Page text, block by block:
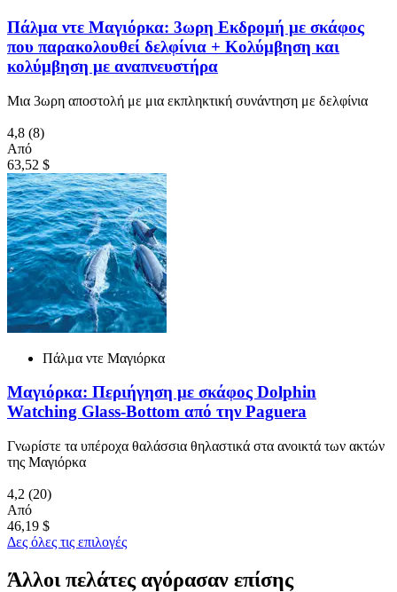
Πάλμα ντε Μαγιόρκα: 3ωρη Εκδρομή με σκάφος
που παρακολουθεί δελφίνια + Κολύμβηση και
κολύμβηση με αναπνευστήρα
Μια 3ωρη αποστολή με μια εκπληκτική συνάντηση με δελφίνια
4,8 (8)
Από
63,52 $
Πάλμα ντε Μαγιόρκα
Μαγιόρκα: Περιήγηση με σκάφος Dolphin
Watching Glass-Bottom από την Paguera
Γνωρίστε τα υπέροχα θαλάσσια θηλαστικά στα ανοικτά των ακτών
της Μαγιόρκα
4,2 (20)
Από
46,19 $
Δες όλες τις επιλογές
Άλλοι πελάτες αγόρασαν επίσης